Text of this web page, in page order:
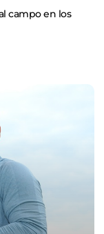
campo en los